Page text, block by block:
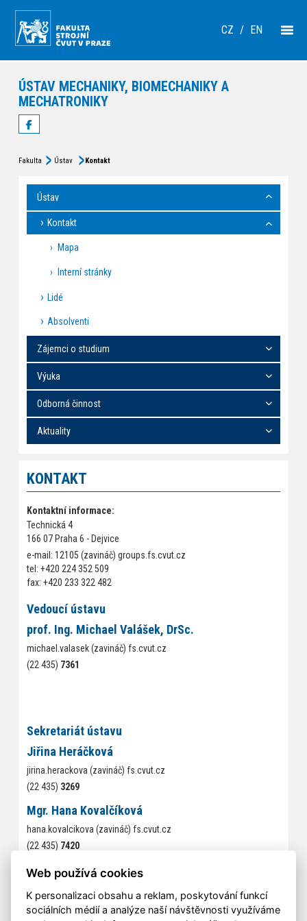
CZ / EN
ÚSTAV MECHANIKY, BIOMECHANIKY A
MECHATRONIKY
Fakulta Ústav Kontakt
Ústav
Kontakt
Mapa
Interní stránky
Lidé
Absolventi
Zájemci o studium
Výuka
Odborná činnost
Aktuality
KONTAKT
Kontaktní informace:
Technická 4
166 07 Praha 6 - Dejvice
e-mail: 12105 (zavináč) groups.fs.cvut.cz
tel: +420 224 352 509
fax: +420 233 322 482
Vedoucí ústavu
prof. Ing. Michael Valášek, DrSc.
michael.valasek (zavináč) fs.cvut.cz
(22 435) 7361
Sekretariát ústavu
Jiřina Heráčková
jirina.herackova (zavináč) fs.cvut.cz
(22 435) 3269
Mgr. Hana Kovalčíková
hana.kovalcikova (zavináč) fs.cvut.cz
(22 435) 7420
Kontakty na jednotlivé pracovníky a doktorandy odboru najdete
pod záložkou
lidé
Web používá cookies
K personalizaci obsahu a reklam, poskytování funkcí
sociálních médií a analýze naší návštěvnosti využíváme